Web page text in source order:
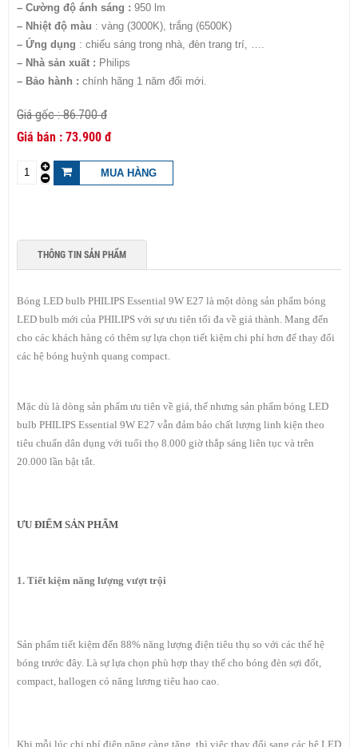
– Cường độ ánh sáng : 950 lm
– Nhiệt độ màu : vàng (3000K), trắng (6500K)
– Ứng dụng : chiếu sáng trong nhà, đèn trang trí, ….
– Nhà sản xuất : Philips
– Bảo hành : chính hãng 1 năm đổi mới.
86.700 đ
73.900 đ
THÔNG TIN SẢN PHẨM
Bóng LED bulb PHILIPS Essential 9W E27 là một dòng sản phẩm bóng
LED bulb mới của PHILIPS với sự ưu tiên tối đa về giá thành. Mang đến
cho các khách hàng có thêm sự lựa chọn tiết kiệm chi phí hơn để thay đổi
các hệ bóng huỳnh quang compact.
Mặc dù là dòng sản phẩm ưu tiên về giá, thế nhưng sản phẩm bóng LED
bulb PHILIPS Essential 9W E27 vẫn đảm bảo chất lượng linh kiện theo
tiêu chuẩn dân dụng với tuổi thọ 8.000 giờ thắp sáng liên tục và trên
20.000 lần bật tắt.
ƯU ĐIỂM SẢN PHẨM
1. Tiết kiệm năng lượng vượt trội
Sản phẩm tiết kiệm đến 88% năng lượng điện tiêu thụ so với các thế hệ
bóng trước đây. Là sự lựa chọn phù hợp thay thế cho bóng đèn sợi đốt,
compact, hallogen có năng lương tiêu hao cao.
Khi mỗi lúc chi phí điện năng càng tăng, thì việc thay đổi sang các hệ LED